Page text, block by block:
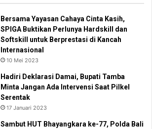
Bersama Yayasan Cahaya Cinta Kasih,
SPIGA Buktikan Perlunya Hardskill dan
Softskill untuk Berprestasi di Kancah
Internasional
10 Mei 2023
Hadiri Deklarasi Damai, Bupati Tamba
Minta Jangan Ada Intervensi Saat Pilkel
Serentak
17 Januari 2023
Sambut HUT Bhayangkara ke-77, Polda Bali